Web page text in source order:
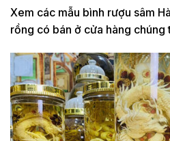
Xem các mẫu bình rượu sâm
rồng có bán ở cửa hàng chúng